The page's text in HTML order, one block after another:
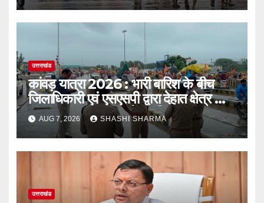
उत्तराखंड
कांवड़ यात्रा 2026 : भारी बारिश के बीच
जिलाधिकारी एवं एसएसपी द्वारा देहात क्षेत्र का
भ्रमण, सुरक्षा व्यवस्थाओं का लिया जायजा
AUG 7, 2026 SHASHI SHARMA
उत्तराखंड